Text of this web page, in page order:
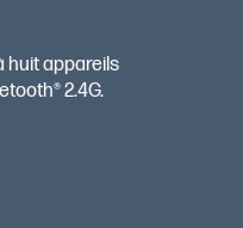
huit appareils
2.4G.